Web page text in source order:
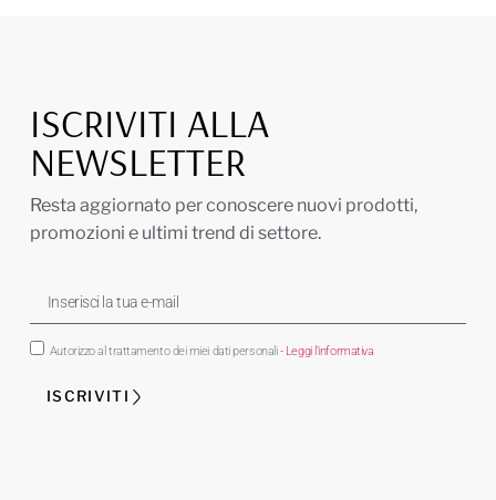
ISCRIVITI ALLA
NEWSLETTER
Resta aggiornato per conoscere nuovi prodotti,
promozioni e ultimi trend di settore.
Autorizzo al trattamento dei miei dati personali- Leggi l'informativa
ISCRIVITI